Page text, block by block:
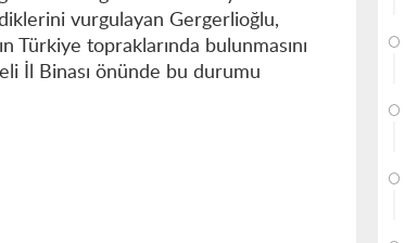
vurgulayan Gergerlioğlu,
Türkiye topraklarında bulunmasını
İl Binası önünde bu durumu